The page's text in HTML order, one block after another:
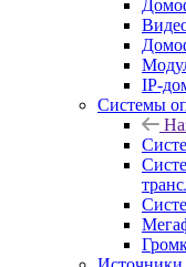
IP-
Системы